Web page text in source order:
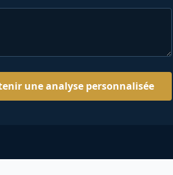
une analyse personnalisée